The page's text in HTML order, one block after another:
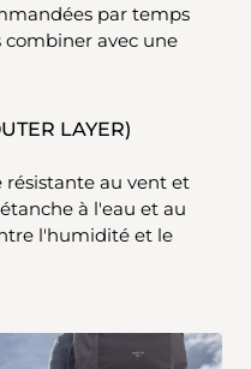
par temps
combiner avec une
LAYER)
au vent et
à l'eau et au
l'humidité et le